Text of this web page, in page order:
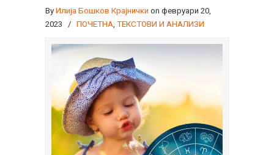
By Илија Бошков Крајнички on февруари 20,
2023
/ ПОЧЕТНА, ТЕКСТОВИ И АНАЛИЗИ